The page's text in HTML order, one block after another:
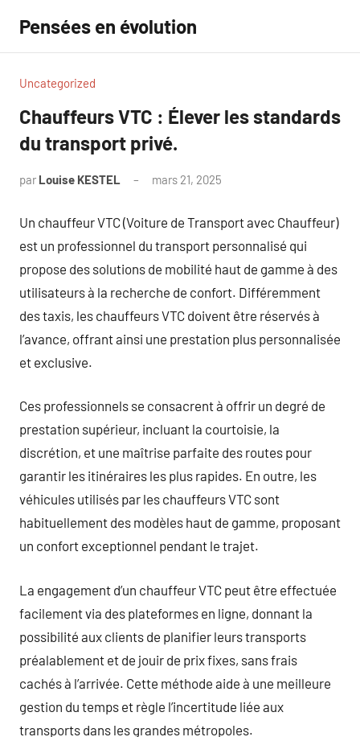
contenu
Pensées en évolution
Uncategorized
Chauffeurs VTC : Élever les standards
du transport privé.
par Louise KESTEL mars 21, 2025
Un chauffeur VTC (Voiture de Transport avec Chauffeur)
est un professionnel du transport personnalisé qui
propose des solutions de mobilité haut de gamme à des
utilisateurs à la recherche de confort. Différemment
des taxis, les chauffeurs VTC doivent être réservés à
l’avance, offrant ainsi une prestation plus personnalisée
et exclusive.
Ces professionnels se consacrent à offrir un degré de
prestation supérieur, incluant la courtoisie, la
discrétion, et une maîtrise parfaite des routes pour
garantir les itinéraires les plus rapides. En outre, les
véhicules utilisés par les chauffeurs VTC sont
habituellement des modèles haut de gamme, proposant
un confort exceptionnel pendant le trajet.
La engagement d’un chauffeur VTC peut être effectuée
facilement via des plateformes en ligne, donnant la
possibilité aux clients de planifier leurs transports
préalablement et de jouir de prix fixes, sans frais
cachés à l’arrivée. Cette méthode aide à une meilleure
gestion du temps et règle l’incertitude liée aux
transports dans les grandes métropoles.